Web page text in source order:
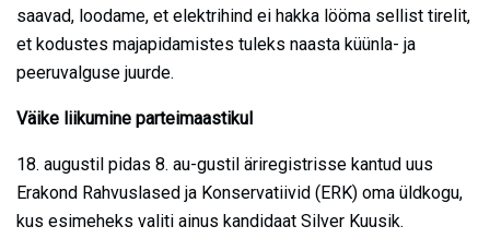
saavad, loodame, et elektrihind ei hakka lööma sellist tirelit,
et kodustes majapidamistes tuleks naasta küünla- ja
peeruvalguse juurde.
Väike liikumine parteimaastikul
18. augustil pidas 8. au-gustil äriregistrisse kantud uus
Erakond Rahvuslased ja Konservatiivid (ERK) oma üldkogu,
kus esimeheks valiti ainus kandidaat Silver Kuusik.